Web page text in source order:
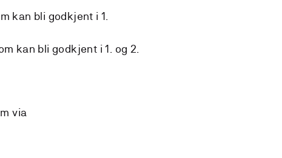
kan bli godkjent i 1.
kan bli godkjent i 1. og 2.
via